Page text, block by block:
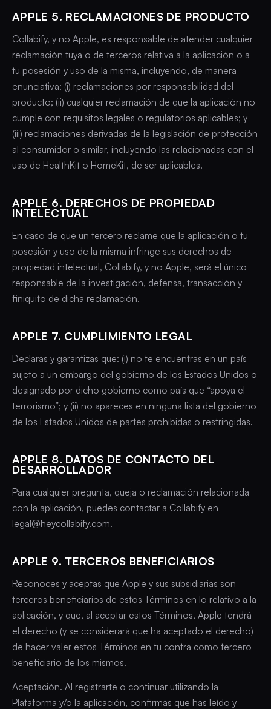
APPLE 5. RECLAMACIONES DE PRODUCTO
Collabify, y no Apple, es responsable de atender cualquier
reclamación tuya o de terceros relativa a la aplicación o a
tu posesión y uso de la misma, incluyendo, de manera
enunciativa: (i) reclamaciones por responsabilidad del
producto; (ii) cualquier reclamación de que la aplicación no
cumple con requisitos legales o regulatorios aplicables; y
(iii) reclamaciones derivadas de la legislación de protección
al consumidor o similar, incluyendo las relacionadas con el
uso de HealthKit o HomeKit, de ser aplicables.
APPLE 6. DERECHOS DE PROPIEDAD
INTELECTUAL
En caso de que un tercero reclame que la aplicación o tu
posesión y uso de la misma infringe sus derechos de
propiedad intelectual, Collabify, y no Apple, será el único
responsable de la investigación, defensa, transacción y
finiquito de dicha reclamación.
APPLE 7. CUMPLIMIENTO LEGAL
Declaras y garantizas que: (i) no te encuentras en un país
sujeto a un embargo del gobierno de los Estados Unidos o
designado por dicho gobierno como país que “apoya el
terrorismo”; y (ii) no apareces en ninguna lista del gobierno
de los Estados Unidos de partes prohibidas o restringidas.
APPLE 8. DATOS DE CONTACTO DEL
DESARROLLADOR
Para cualquier pregunta, queja o reclamación relacionada
con la aplicación, puedes contactar a Collabify en
legal@heycollabify.com.
APPLE 9. TERCEROS BENEFICIARIOS
Reconoces y aceptas que Apple y sus subsidiarias son
terceros beneficiarios de estos Términos en lo relativo a la
aplicación, y que, al aceptar estos Términos, Apple tendrá
el derecho (y se considerará que ha aceptado el derecho)
de hacer valer estos Términos en tu contra como tercero
beneficiario de los mismos.
Aceptación. Al registrarte o continuar utilizando la
Plataforma y/o la aplicación, confirmas que has leído y